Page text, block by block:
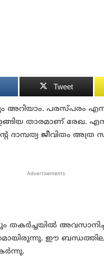
Tweet
അറിയാം. പരസ്പരം
താരമാണ് രേഖ.
ദാമ്പത്യ ജീവിതം അത്ര
Advertisements
തകര്‍ച്ചയില്‍
ഈ